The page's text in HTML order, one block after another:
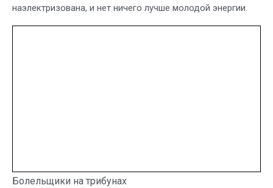
наэлектризована, и нет ничего лучше молодой энергии.
Болельщики на трибунах